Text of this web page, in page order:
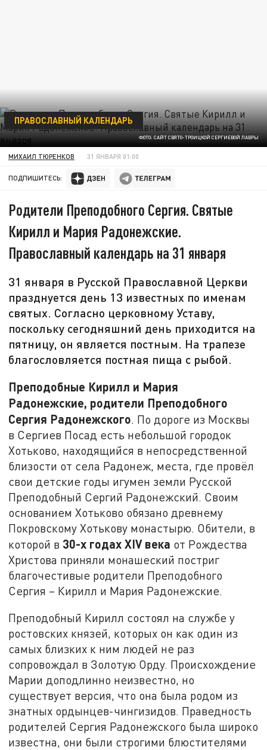
ФОТО: САЙТ СВЯТО-ТРОИЦКОЙ СЕРГИЕВОЙ ЛАВРЫ
ПРАВОСЛАВНЫЙ КАЛЕНДАРЬ
МИХАИЛ ТЮРЕНКОВ 31 ЯНВАРЯ 01:00
ПОДПИШИТЕСЬ:
Родители Преподобного Сергия. Святые
Кирилл и Мария Радонежские.
Православный календарь на 31 января
31 января в Русской Православной Церкви
празднуется день 13 известных по именам
святых. Согласно церковному Уставу,
поскольку сегодняшний день приходится на
пятницу, он является постным. На трапезе
благословляется постная пища с рыбой.
Преподобные Кирилл и Мария
Радонежские, родители Преподобного
Сергия Радонежского. По дороге из Москвы
в Сергиев Посад есть небольшой городок
Хотьково, находящийся в непосредственной
близости от села Радонеж, места, где провёл
свои детские годы игумен земли Русской
Преподобный Сергий Радонежский. Своим
основанием Хотьково обязано древнему
Покровскому Хотькову монастырю. Обители, в
которой в 30-х годах XIV века от Рождества
Христова приняли монашеский постриг
благочестивые родители Преподобного
Сергия – Кирилл и Мария Радонежские.
Преподобный Кирилл состоял на службе у
ростовских князей, которых он как один из
самых близких к ним людей не раз
сопровождал в Золотую Орду. Происхождение
Марии доподлинно неизвестно, но
существует версия, что она была родом из
знатных ордынцев-чингизидов. Праведность
родителей Сергия Радонежского была широко
известна, они были строгими блюстителями